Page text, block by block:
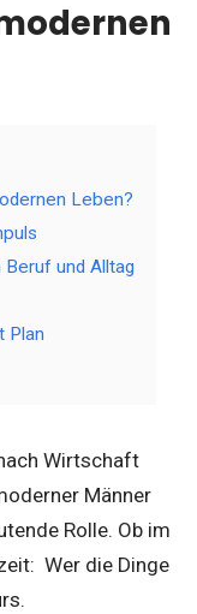
Leben?
und Alltag
Plan
Wirtschaft
Männer
Rolle. Ob im
Wer die Dinge